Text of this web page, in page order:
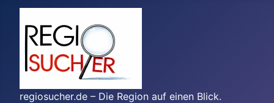
regiosucher.de – Die Region auf einen Blick.